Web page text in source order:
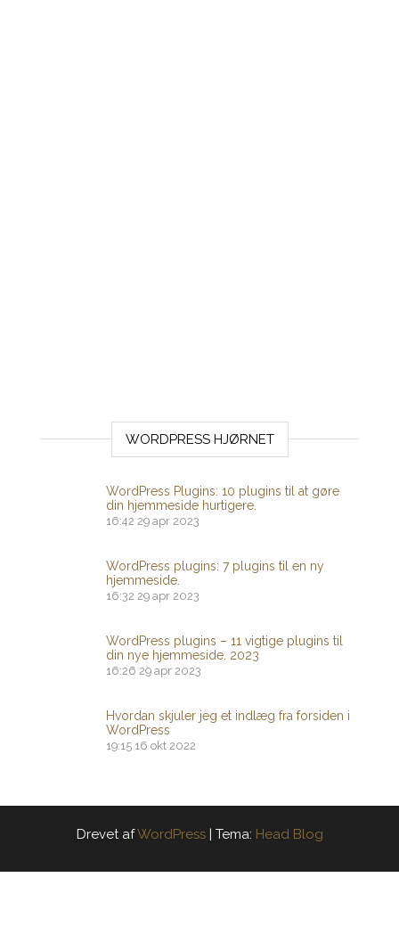
WORDPRESS HJØRNET
WordPress Plugins: 10 plugins til at gøre
din hjemmeside hurtigere.
16:42 29 apr 2023
WordPress plugins: 7 plugins til en ny
hjemmeside.
16:32 29 apr 2023
WordPress plugins – 11 vigtige plugins til
din nye hjemmeside. 2023
16:26 29 apr 2023
Hvordan skjuler jeg et indlæg fra forsiden i
WordPress
19:15 16 okt 2022
Drevet afWordPress | Tema: Head Blog